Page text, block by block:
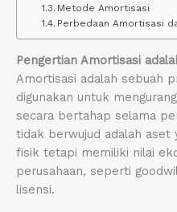
Metode Amortisasi
Perbedaan Amortisasi
Pengertian Amortisasi
Amortisasi adalah sebuah
digunakan untuk
secara bertahap selama
tidak berwujud adalah
fisik tetapi memiliki nilai
perusahaan, seperti
lisensi.